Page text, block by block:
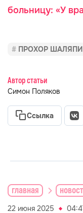
больницу: «У
ПРОХОР
Автор статьи
Симон Поляков
Ссылка
главная
22 июня 2025